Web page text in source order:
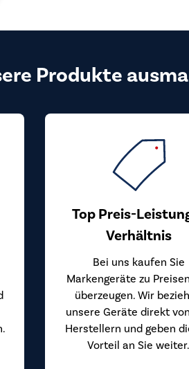
Produkte
Top Preis-
Verhältnis
Bei uns kaufen Sie
Markengeräte zu
überzeugen. Wir
unsere Geräte direkt
Herstellern und geben
Vorteil an Sie weiter.